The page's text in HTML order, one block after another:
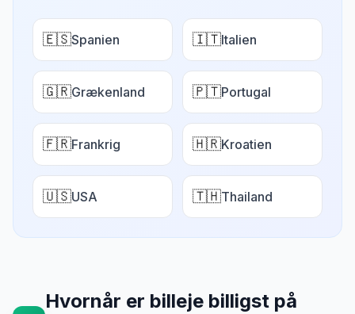
🇪🇸Spanien 🇮🇹Italien
🇬🇷Grækenland 🇵🇹Portugal
🇫🇷Frankrig 🇭🇷Kroatien
🇺🇸USA 🇹🇭Thailand
Hvornår er billeje billigst på